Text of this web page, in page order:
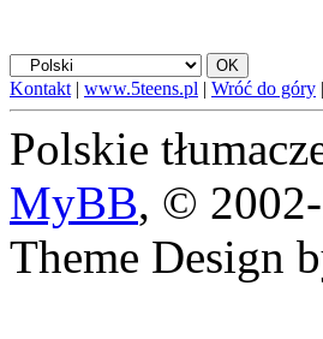
Kontakt | www.5teens.pl | Wróć do góry |
Polskie
MyBB, ©
Theme Design